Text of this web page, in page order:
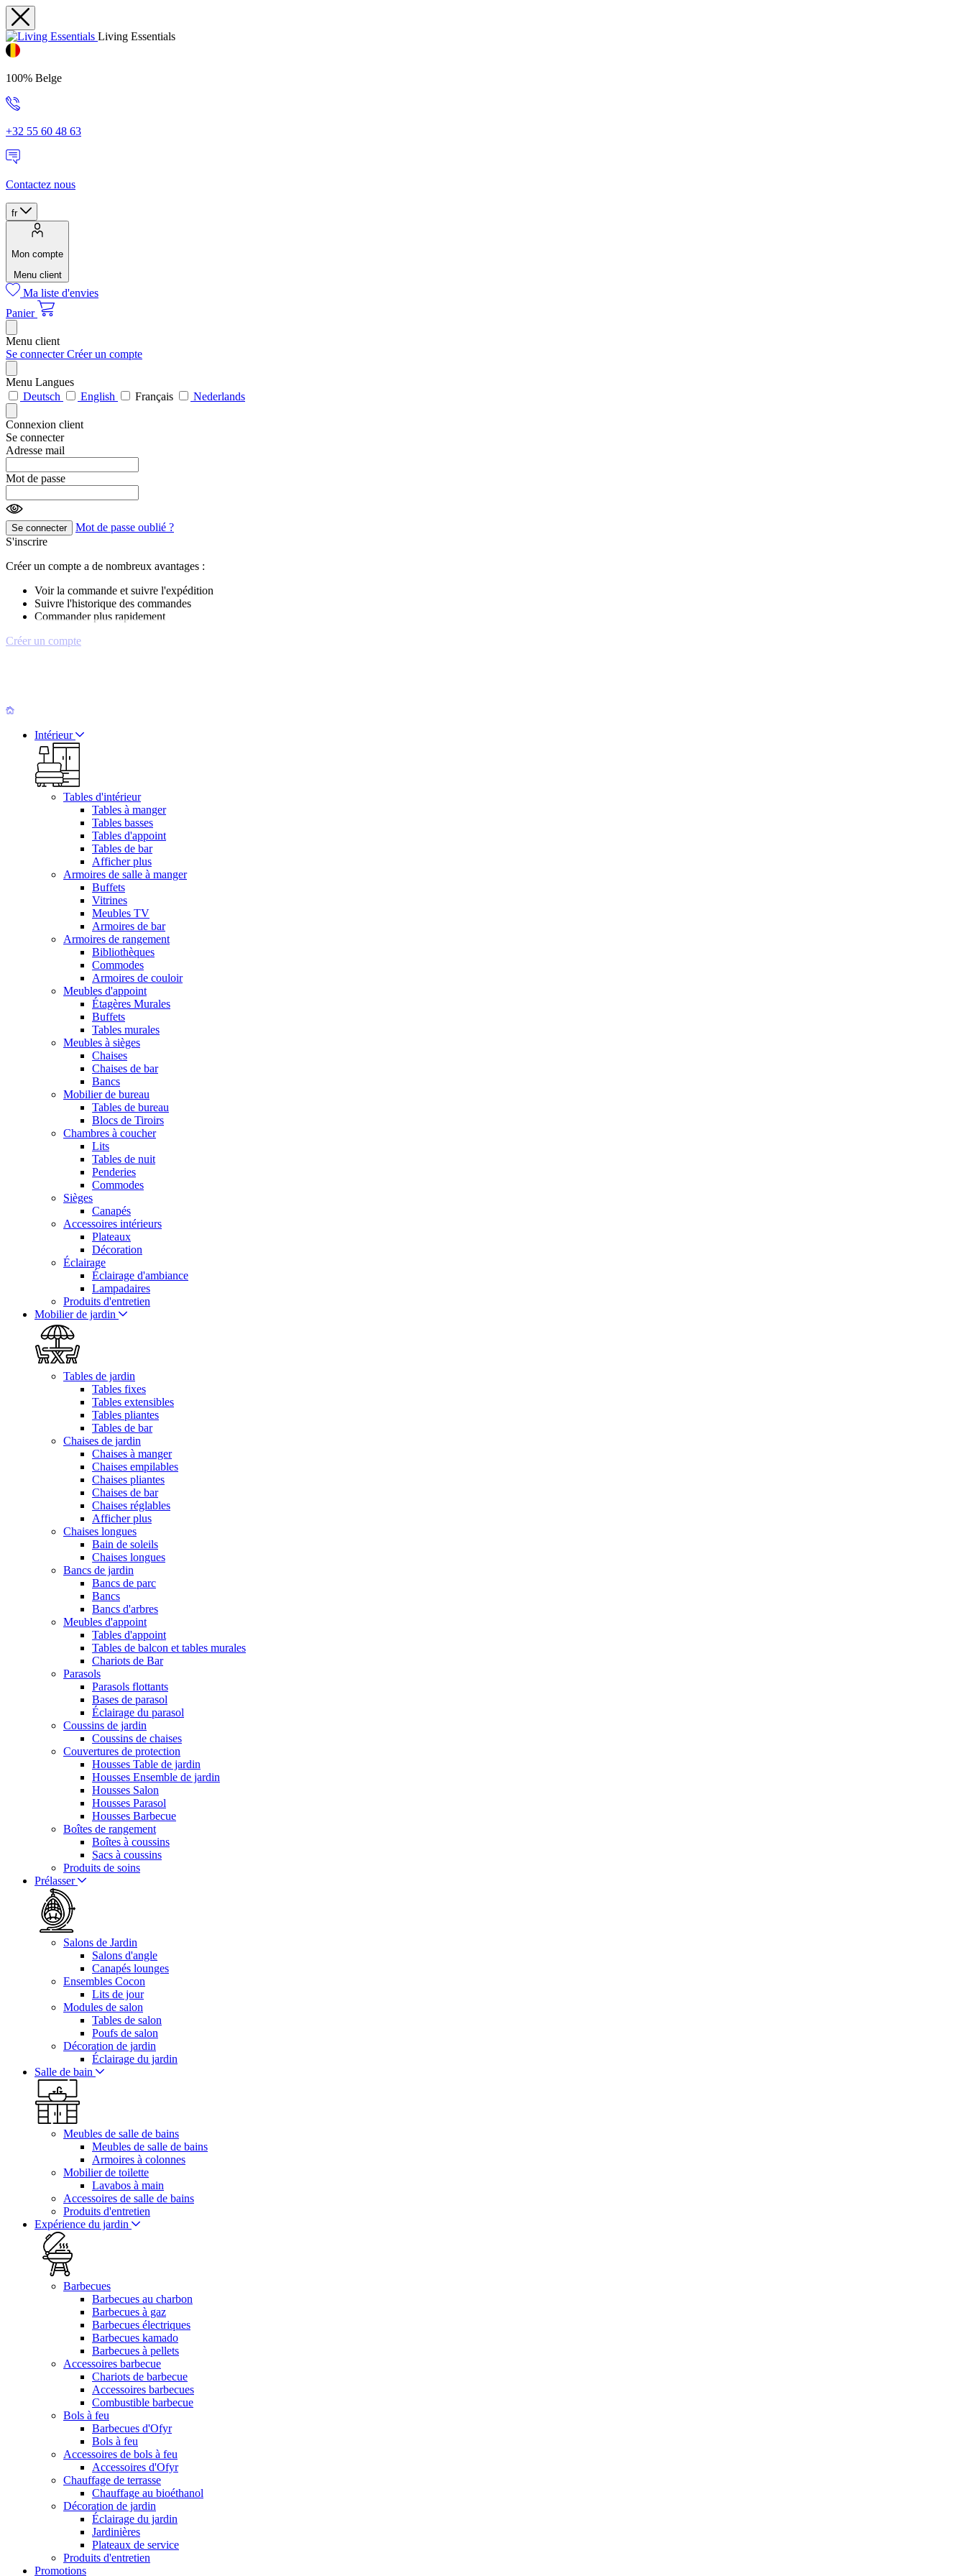
Living Essentials
100% Belge
+32 55 60 48 63
Contactez nous
fr
Mon compte
Menu client
Ma liste d'envies
Panier
Menu client
Se connecterCréer un compte
Menu Langues
Deutsch
English Français Nederlands
Connexion client
Se connecter
Adresse mail
Mot de passe
Se connecter
Mot de passe oublié ?
S'inscrire
Créer un compte a de nombreux avantages :
Voir la commande et suivre l'expédition
Suivre l'historique des commandes
Commander plus rapidement
Créer un compte
Intérieur
Tables d'intérieur
Tables à manger
Tables basses
Tables d'appoint
Tables de bar
Afficher plus
Armoires de salle à manger
Buffets
Vitrines
Meubles TV
Armoires de bar
Armoires de rangement
Bibliothèques
Commodes
Armoires de couloir
Meubles d'appoint
Étagères Murales
Buffets
Tables murales
Meubles à sièges
Chaises
Chaises de bar
Bancs
Mobilier de bureau
Tables de bureau
Blocs de Tiroirs
Chambres à coucher
Lits
Tables de nuit
Penderies
Commodes
Sièges
Canapés
Accessoires intérieurs
Plateaux
Décoration
Éclairage
Éclairage d'ambiance
Lampadaires
Produits d'entretien
Mobilier de jardin
Tables de jardin
Tables fixes
Tables extensibles
Tables pliantes
Tables de bar
Chaises de jardin
Chaises à manger
Chaises empilables
Chaises pliantes
Chaises de bar
Chaises réglables
Afficher plus
Chaises longues
Bain de soleils
Chaises longues
Bancs de jardin
Bancs de parc
Bancs
Bancs d'arbres
Meubles d'appoint
Tables d'appoint
Tables de balcon et tables murales
Chariots de Bar
Parasols
Parasols flottants
Bases de parasol
Éclairage du parasol
Coussins de jardin
Coussins de chaises
Couvertures de protection
Housses Table de jardin
Housses Ensemble de jardin
Housses Salon
Housses Parasol
Housses Barbecue
Boîtes de rangement
Boîtes à coussins
Sacs à coussins
Produits de soins
Prélasser
Salons de Jardin
Salons d'angle
Canapés lounges
Ensembles Cocon
Lits de jour
Modules de salon
Tables de salon
Poufs de salon
Décoration de jardin
Éclairage du jardin
Salle de bain
Meubles de salle de bains
Meubles de salle de bains
Armoires à colonnes
Mobilier de toilette
Lavabos à main
Accessoires de salle de bains
Produits d'entretien
Expérience du jardin
Barbecues
Barbecues au charbon
Barbecues à gaz
Barbecues électriques
Barbecues kamado
Barbecues à pellets
Accessoires barbecue
Chariots de barbecue
Accessoires barbecues
Combustible barbecue
Bols à feu
Barbecues d'Ofyr
Bols à feu
Accessoires de bols à feu
Accessoires d'Ofyr
Chauffage de terrasse
Chauffage au bioéthanol
Décoration de jardin
Éclairage du jardin
Jardinières
Plateaux de service
Produits d'entretien
Promotions